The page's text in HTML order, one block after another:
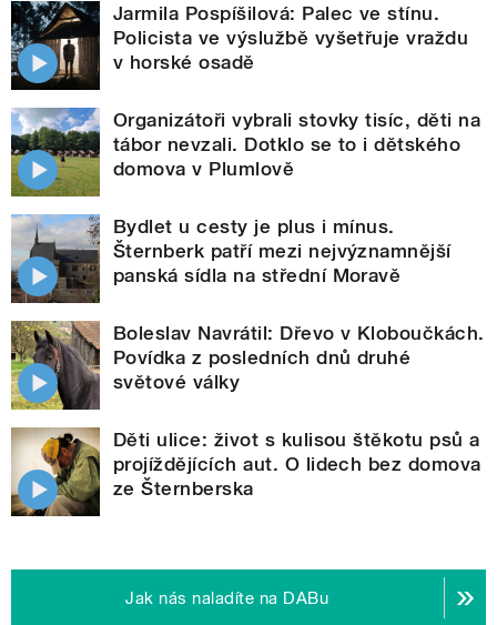
Jarmila Pospíšilová: Palec ve stínu.
Policista ve výslužbě vyšetřuje vraždu
v horské osadě
Organizátoři vybrali stovky tisíc, děti na
tábor nevzali. Dotklo se to i dětského
domova v Plumlově
Bydlet u cesty je plus i mínus.
Šternberk patří mezi nejvýznamnější
panská sídla na střední Moravě
Boleslav Navrátil: Dřevo v Kloboučkách.
Povídka z posledních dnů druhé
světové války
Děti ulice: život s kulisou štěkotu psů a
projíždějících aut. O lidech bez domova
ze Šternberska
Jak nás naladíte na DABu